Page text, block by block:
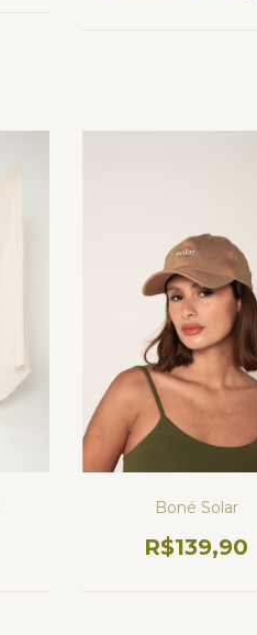
Boné Solar
R$139,90